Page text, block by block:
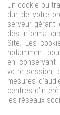
Un cookie ou
dur de votre
serveur gérant
des
Site. Les
notamment
en
votre session,
mesures
centres
les réseaux